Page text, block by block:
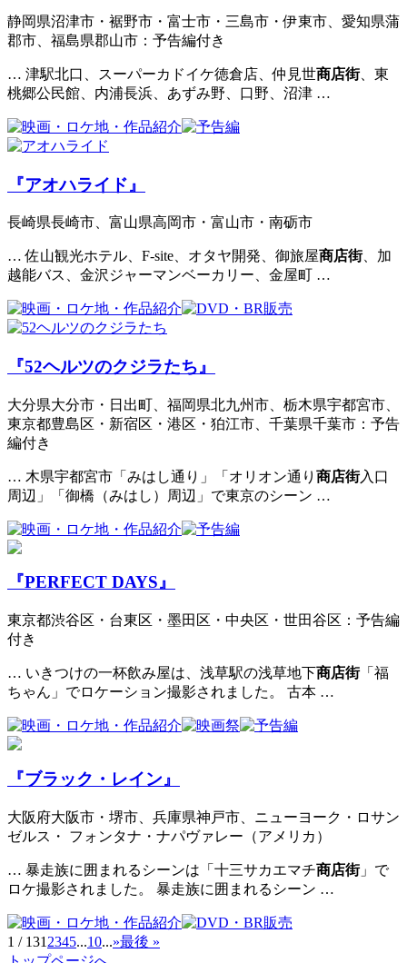
静岡県沼津市・裾野市・富士市・三島市・伊東市、愛知県蒲
郡市、福島県郡山市：予告編付き
… 津駅北口、スーパーカドイケ徳倉店、仲見世商店街、東
桃郷公民館、内浦長浜、あずみ野、口野、沼津 …
『アオハライド』
長崎県長崎市、富山県高岡市・富山市・南砺市
… 佐山観光ホテル、F-site、オタヤ開発、御旅屋商店街、加
越能バス、金沢ジャーマンベーカリー、金屋町 …
『52ヘルツのクジラたち』
大分県大分市・日出町、福岡県北九州市、栃木県宇都宮市、
東京都豊島区・新宿区・港区・狛江市、千葉県千葉市：予告
編付き
… 木県宇都宮市「みはし通り」「オリオン通り 商店街入口
周辺」「御橋（みはし）周辺」で東京のシーン …
『PERFECT DAYS』
東京都渋谷区・台東区・墨田区・中央区・世田谷区：予告編
付き
… いきつけの一杯飲み屋は、浅草駅の浅草地下商店街「福
ちゃん」でロケーション撮影されました。 古本 …
『ブラック・レイン』
大阪府大阪市・堺市、兵庫県神戸市、ニューヨーク・ロサン
ゼルス・ フォンタナ・ナパヴァレー（アメリカ）
… 暴走族に囲まれるシーンは「十三サカエマチ商店街」で
ロケ撮影されました。 暴走族に囲まれるシーン …
1 / 131 2345...10...»最後 »